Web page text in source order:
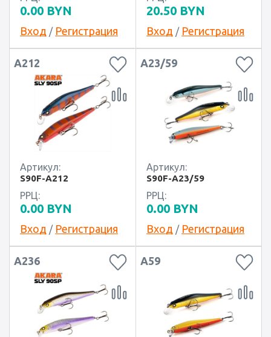
0.00 BYN
Вход / Регистрация
20.50 BYN
Вход / Регистрация
A212
Артикул:
S90F-A212
РРЦ:
0.00 BYN
Вход / Регистрация
A23/59
Артикул:
S90F-A23/59
РРЦ:
0.00 BYN
Вход / Регистрация
A236 A59